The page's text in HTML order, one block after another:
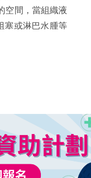
空間，當組織液
塞或淋巴水腫等